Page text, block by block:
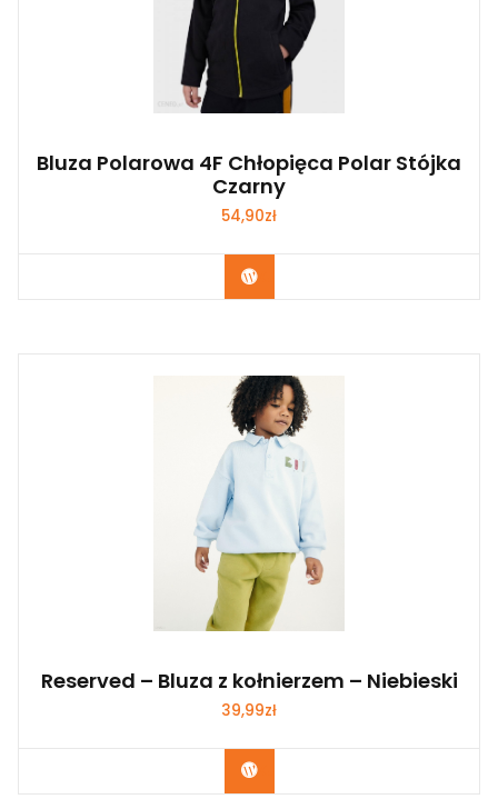
Bluza Polarowa 4F Chłopięca Polar Stójka
Czarny
54,90zł
Kup Teraz
Reserved – Bluza z kołnierzem – Niebieski
39,99zł
Kup Teraz